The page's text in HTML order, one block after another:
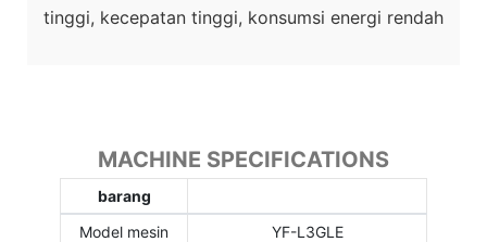
tinggi, kecepatan tinggi, konsumsi energi rendah
MACHINE SPECIFICATIONS
barang
Model mesin
YF-L3GLE